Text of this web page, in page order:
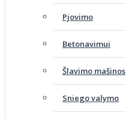
Pjovimo
Betonavimui
Šlavimo mašinos
Sniego valymo